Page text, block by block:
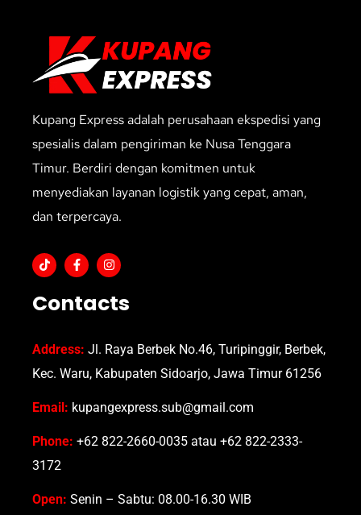
Kupang Express adalah perusahaan ekspedisi yang
spesialis dalam pengiriman ke Nusa Tenggara
Timur. Berdiri dengan komitmen untuk
menyediakan layanan logistik yang cepat, aman,
dan terpercaya.
Contacts
Address: Jl. Raya Berbek No.46, Turipinggir, Berbek,
Kec. Waru, Kabupaten Sidoarjo, Jawa Timur 61256
Email: kupangexpress.sub@gmail.com
Phone: +62 822-2660-0035 atau +62 822-2333-
3172
Open: Senin – Sabtu: 08.00-16.30 WIB